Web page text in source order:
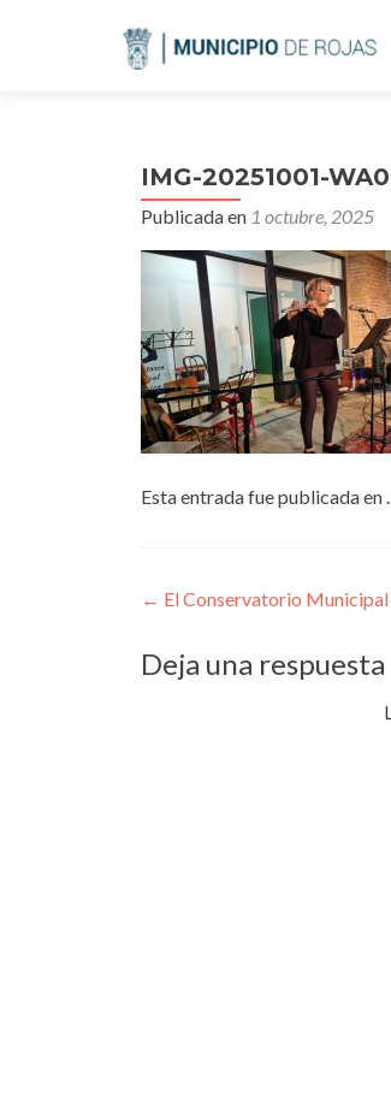
IMG-20251001-
Publicada en 1 octubre, 2025
Esta entrada fue publicada en
Navegación
de
entradas
← El Conservatorio
Deja una respuesta